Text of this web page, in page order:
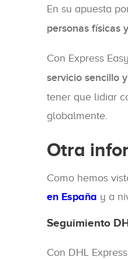
En su apuesta
personas físicas
Con Express
servicio sencillo
tener que lidiar
globalmente.
Otra
Como hemos
en España y a
Seguimiento
Con DHL Express